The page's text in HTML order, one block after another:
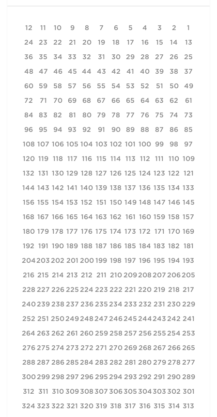
1
2
3
4
5
6
7
8
9
10
11
12
13
14
15
16
17
18
19
20
21
22
23
24
25
26
27
28
29
30
31
32
33
34
35
36
37
38
39
40
41
42
43
44
45
46
47
48
49
50
51
52
53
54
55
56
57
58
59
60
61
62
63
64
65
66
67
68
69
70
71
72
73
74
75
76
77
78
79
80
81
82
83
84
85
86
87
88
89
90
91
92
93
94
95
96
97
98
99
100
101
102
103
104
105
106
107
108
109
110
111
112
113
114
115
116
117
118
119
120
121
122
123
124
125
126
127
128
129
130
131
132
133
134
135
136
137
138
139
140
141
142
143
144
145
146
147
148
149
150
151
152
153
154
155
156
157
158
159
160
161
162
163
164
165
166
167
168
169
170
171
172
173
174
175
176
177
178
179
180
181
182
183
184
185
186
187
188
189
190
191
192
193
194
195
196
197
198
199
200
201
202
203
204
205
206
207
208
209
210
211
212
213
214
215
216
217
218
219
220
221
222
223
224
225
226
227
228
229
230
231
232
233
234
235
236
237
238
239
240
241
242
243
244
245
246
247
248
249
250
251
252
253
254
255
256
257
258
259
260
261
262
263
264
265
266
267
268
269
270
271
272
273
274
275
276
277
278
279
280
281
282
283
284
285
286
287
288
289
290
291
292
293
294
295
296
297
298
299
300
301
302
303
304
305
306
307
308
309
310
311
312
313
314
315
316
317
318
319
320
321
322
323
324